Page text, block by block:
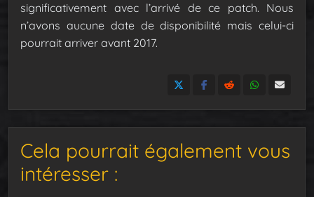
significativement avec l’arrivé de ce patch. Nous
n’avons aucune date de disponibilité mais celui-ci
pourrait arriver avant 2017.
Cela pourrait également vous
intéresser :